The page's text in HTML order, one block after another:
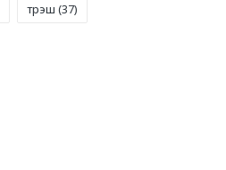
трэш (37)